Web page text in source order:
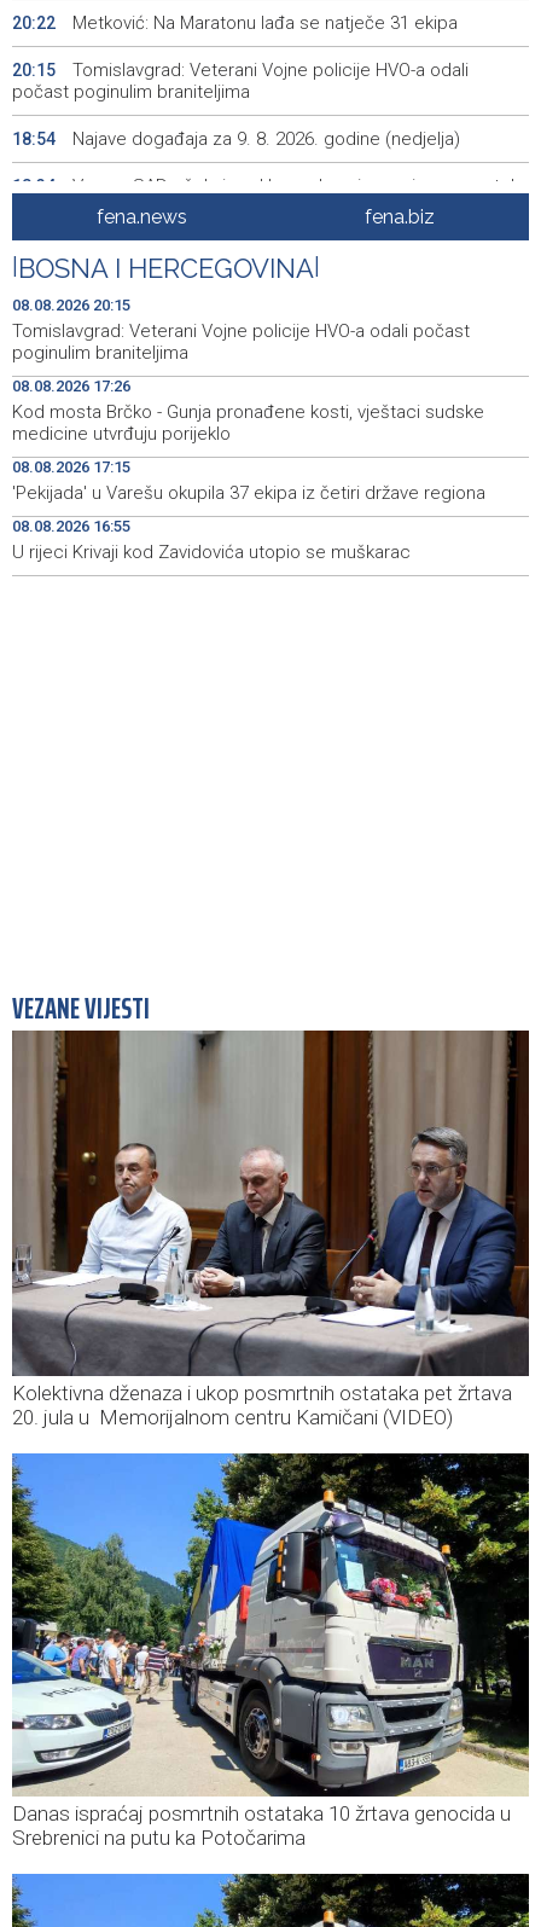
20:22 Metković: Na Maratonu lađa se natječe 31 ekipa
20:15
Tomislavgrad: Veterani Vojne policije HVO-a odali
počast poginulim braniteljima
18:54 Najave događaja za 9. 8. 2026. godine (nedjelja)
18:34
Vance: SAD očekuje od Irana da osigura siguran protok
nafte kroz Hormuški moreuz
18:21
Iranski šef sigurnosti: Hormuški moreuz će ostati
zatvoren dok SAD ne ispuni zahtjeve Teherana
18:09
Iran 'vrlo blizu' dogovora s Omanom o novoj Hormuškoj
brodskoj ruti
18:05
Koncertom Marije Šerifović večeras se zatvara
manifestacija 'Dani dijaspore Travnik 2026'
17:26
Kod mosta Brčko - Gunja pronađene kosti, vještaci
sudske medicine utvrđuju porijeklo
17:15
'Pekijada' u Varešu okupila 37 ekipa iz četiri države
regiona
fena.news fena.biz
BOSNA I HERCEGOVINA
08.08.2026 20:15
Tomislavgrad: Veterani Vojne policije HVO-a odali počast
poginulim braniteljima
08.08.2026 17:26
Kod mosta Brčko - Gunja pronađene kosti, vještaci sudske
medicine utvrđuju porijeklo
08.08.2026 17:15
'Pekijada' u Varešu okupila 37 ekipa iz četiri države regiona
08.08.2026 16:55
U rijeci Krivaji kod Zavidovića utopio se muškarac
VEZANE VIJESTI
Kolektivna dženaza i ukop posmrtnih ostataka pet žrtava
20. jula u Memorijalnom centru Kamičani (VIDEO)
Danas ispraćaj posmrtnih ostataka 10 žrtava genocida u
Srebrenici na putu ka Potočarima